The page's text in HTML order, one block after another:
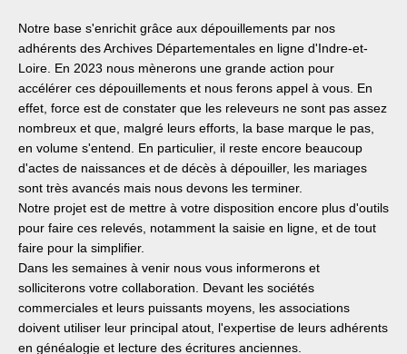
Notre base s'enrichit grâce aux dépouillements par nos
adhérents des Archives Départementales en ligne d'Indre-et-
Loire. En 2023 nous mènerons une grande action pour
accélérer ces dépouillements et nous ferons appel à vous. En
effet, force est de constater que les releveurs ne sont pas assez
nombreux et que, malgré leurs efforts, la base marque le pas,
en volume s'entend. En particulier, il reste encore beaucoup
d'actes de naissances et de décès à dépouiller, les mariages
sont très avancés mais nous devons les terminer.
Notre projet est de mettre à votre disposition encore plus d'outils
pour faire ces relevés, notamment la saisie en ligne, et de tout
faire pour la simplifier.
Dans les semaines à venir nous vous informerons et
solliciterons votre collaboration. Devant les sociétés
commerciales et leurs puissants moyens, les associations
doivent utiliser leur principal atout, l'expertise de leurs adhérents
en généalogie et lecture des écritures anciennes.